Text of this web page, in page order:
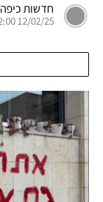
חדשות כיפה
12/02/25 12:00 יד בשבט התשפה | עודכן בתאריך 12/02/25 12:50